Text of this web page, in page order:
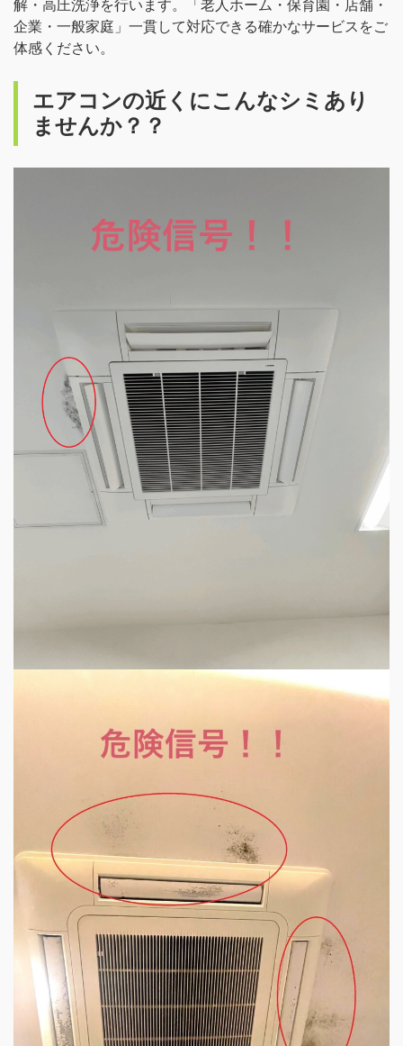
解・高圧洗浄を行います。「老人ホーム・保育園・店舗・
企業・一般家庭」一貫して対応できる確かなサービスをご
体感ください。
エアコンの近くにこんなシミあり
ませんか？？